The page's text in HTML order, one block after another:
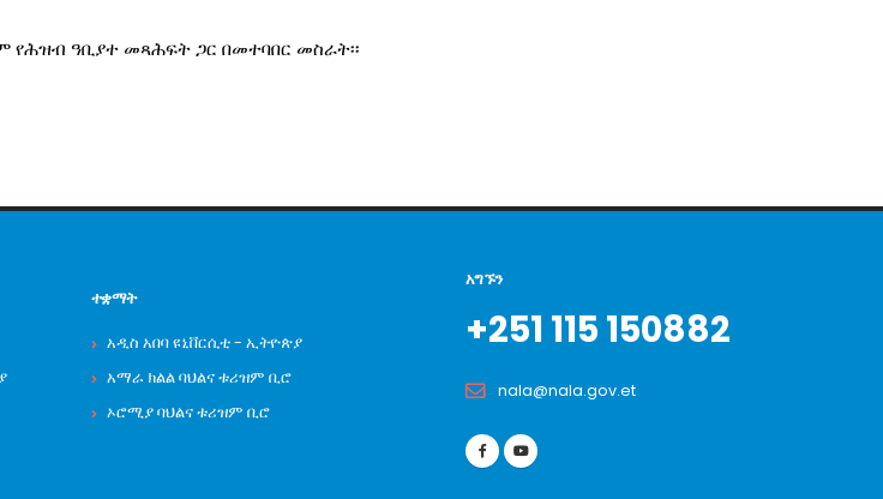
ዓቢያተ መጻሕፍት ጋር በመተባበር መስራት፡፡
ተቋማት
አዲስ አበባ ዩኒቨርሲቲ - ኢትዮጵያ
አማራ ክልል ባህልና ቱሪዝም ቢሮ
ኦሮሚያ ባህልና ቱሪዝም ቢሮ
አግኙን
+251 115 150882
nala@nala.gov.et